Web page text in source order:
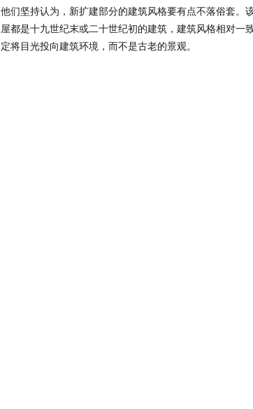
他们坚持认为，新扩建部分的建筑风格要有点不落俗套。
屋都是十九世纪末或二十世纪初的建筑，建筑风格相对一
定将目光投向建筑环境，而不是古老的景观。